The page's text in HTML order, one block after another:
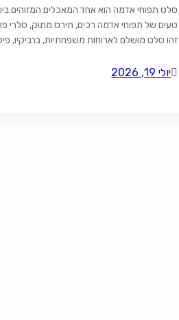
סלט תפוחי אדמה הוא אחד המאכלים המזוהים
טעים של תפוחי אדמה רכים, תירס מתוק, סלרי
זהו סלט מושלם לארוחות משפחתיות, ברביקיו,
[…]יולי 19, 2026